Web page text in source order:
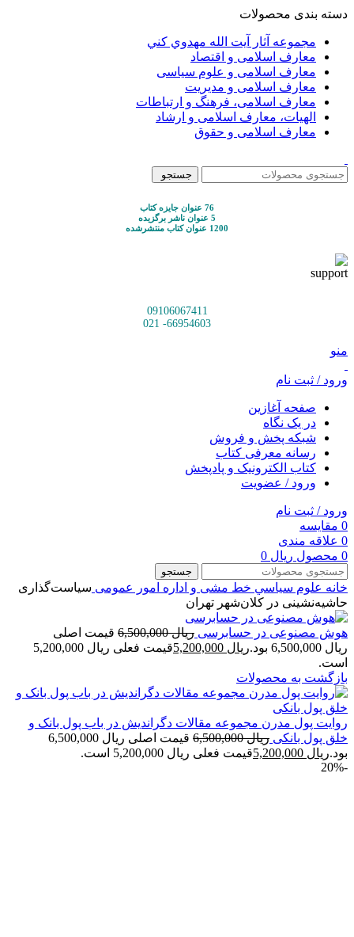
دسته بندی محصولات
مجموعه آثار آيت الله مهدوي كني
معارف اسلامی و اقتصاد
معارف اسلامی و علوم سیاسی
معارف اسلامی و مدیریت
معارف اسلامی، فرهنگ و ارتباطات
الهیات، معارف اسلامی و ارشاد
معارف اسلامی و حقوق
جستجو
76 عنوان جایزه کتاب
5 عنوان ناشر برگزیده
1200 عنوان کتاب منتشرشده
09106067411
66954603- 021
منو
ورود / ثبت نام
صفحه آغازین
در یک نگاه
شبکه پخش و فروش
رسانه معرفی کتاب
کتاب الکترونیک و پادپخش
ورود / عضویت
ورود / ثبت نام
0 مقایسه
0 علاقه مندی
0 محصول ریال
جستجو
خانه علوم سياسي خط مشی و اداره امور عمومی سیاست‌گذاری
حاشیه‌نشینی در کلان‌شهر تهران
هوش مصنوعی در حسابرسی ریال6,500,000
قیمت اصلی
ریال 6,500,000 بود.
ریال
قیمت فعلی ریال 5,200,000
است.
بازگشت به محصولات
روایت پول مدرن مجموعه مقالات دگراندیش در باب پول بانک و
خلق پول بانکی ریال6,500,000
قیمت اصلی ریال 6,500,000
بود.ریال
قیمت فعلی ریال 5,200,000 است.
-20%